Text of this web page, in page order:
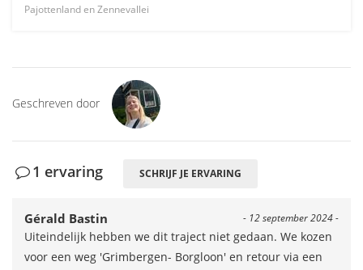
Pajottenland en Zennevallei
Geschreven door
1 ervaring SCHRIJF JE ERVARING
- 12 september 2024 -
Gérald Bastin
Uiteindelijk hebben we dit traject niet gedaan. We kozen
voor een weg 'Grimbergen- Borgloon' en retour via een